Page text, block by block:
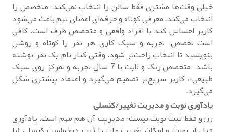
خیلی وقت‌ها مشتری فقط سالن را انتخاب نمی‌کند؛ متخصص را
انتخاب می‌کند. معرفی کوتاه و حرفه‌ای اعضای تیم باعث می‌شود
کاربر احساس کند با افراد واقعی و متخصص طرف است. کافی
است تخصص، تجربه و سبک کاری هر نفر را کوتاه و روشن
بنویسید تا انتخاب راحت‌تر شود. وقتی کنار نام یک نفر نوشته
باشد «متخصص رنگ و لایت با 7 سال تجربه و تمرکز روی سبک
طبیعی»، کاربر سریع‌تر تصمیم می‌گیرد و اعتماد بیشتری شکل
می‌گیرد.
یادآوری نوبت و مدیریت تغییر/کنسلی
رزرو فقط ثبت نوبت نیست؛ مدیریت آن هم مهم است. یادآوری